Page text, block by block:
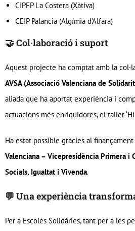
CIPFP La Costera (Xàtiva)
CEIP Palancia (Algímia d’Alfara)
🤝 Col·laboració i suport
Aquest projecte ha comptat amb la
AVSA (Associació Valenciana de
aliada que ha aportat experiència i
actuacions més enriquidores, el taller
Ha estat possible gràcies al
Valenciana – Vicepresidència Primera i
Socials, Igualtat i Vivenda.
💬 Una experiència
Per a Escoles Solidàries, tant per a les